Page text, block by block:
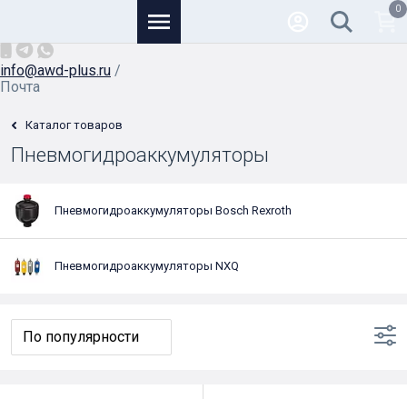
info@awd-plus.ru /
Почта
0
Каталог товаров
Пневмогидроаккумуляторы
Пневмогидроаккумуляторы Bosch Rexroth
Пневмогидроаккумуляторы NXQ